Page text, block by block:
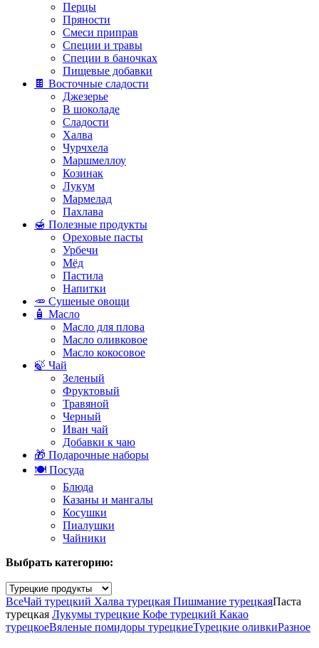
Перцы
Пряности
Смеси приправ
Специи и травы
Специи в баночках
Пищевые добавки
🍫 Восточные сладости
Джезерье
В шоколаде
Сладости
Халва
Чурчхела
Маршмеллоу
Козинак
Лукум
Мармелад
Пахлава
🍯 Полезные продукты
Ореховые пасты
Урбечи
Мёд
Пастила
Напитки
🥕 Сушеные овощи
🧴 Масло
Масло для плова
Масло оливковое
Масло кокосовое
🍃 Чай
Зеленый
Фруктовый
Травяной
Черный
Иван чай
Добавки к чаю
🎁 Подарочные наборы
🍽️ Посуда
Блюда
Казаны и мангалы
Косушки
Пиалушки
Чайники
Выбрать категорию:
ВсеЧай турецкий Халва турецкая Пишмание турецкаяПаста
турецкая Лукумы турецкие Кофе турецкий Какао
турецкоеВяленые помидоры турецкиеТурецкие оливкиРазное